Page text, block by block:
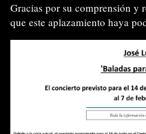
Gracias por su comprensión y
que este aplazamiento haya